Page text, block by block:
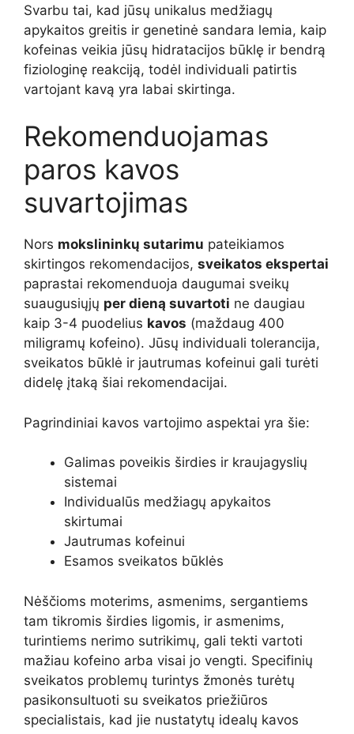
Svarbu tai, kad jūsų unikalus medžiagų
apykaitos greitis ir genetinė sandara lemia, kaip
kofeinas veikia jūsų hidratacijos būklę ir bendrą
fiziologinę reakciją, todėl individuali patirtis
vartojant kavą yra labai skirtinga.
Rekomenduojamas
paros kavos
suvartojimas
Nors mokslininkų sutarimu pateikiamos
skirtingos rekomendacijos, sveikatos ekspertai
paprastai rekomenduoja daugumai sveikų
suaugusiųjų per dieną suvartoti ne daugiau
kaip 3-4 puodelius kavos (maždaug 400
miligramų kofeino). Jūsų individuali tolerancija,
sveikatos būklė ir jautrumas kofeinui gali turėti
didelę įtaką šiai rekomendacijai.
Pagrindiniai kavos vartojimo aspektai yra šie:
Galimas poveikis širdies ir kraujagyslių
sistemai
Individualūs medžiagų apykaitos
skirtumai
Jautrumas kofeinui
Esamos sveikatos būklės
Nėščioms moterims, asmenims, sergantiems
tam tikromis širdies ligomis, ir asmenims,
turintiems nerimo sutrikimų, gali tekti vartoti
mažiau kofeino arba visai jo vengti. Specifinių
sveikatos problemų turintys žmonės turėtų
pasikonsultuoti su sveikatos priežiūros
specialistais, kad jie nustatytų idealų kavos